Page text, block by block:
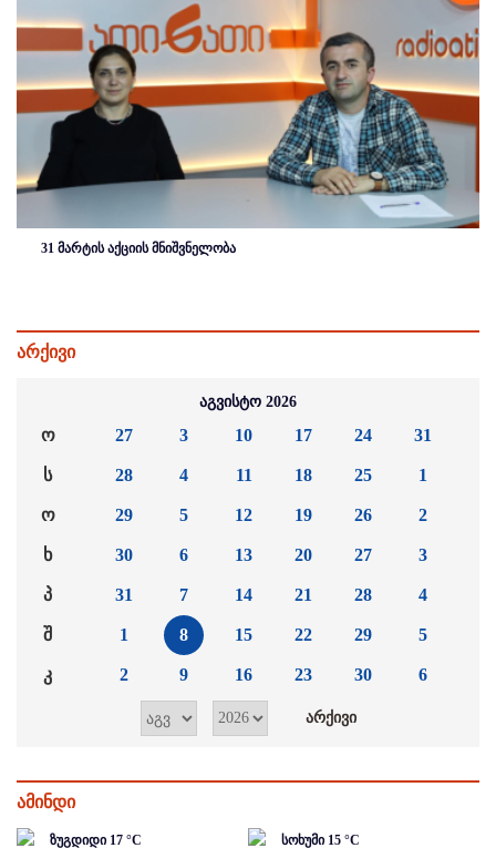
31 მარტის აქციის მნიშვნელობა
არქივი
აგვისტო 2026
ო
ს
ო
ხ
პ
შ
კ
27
28
29
30
31
1
2
3
4
5
6
7
8
9
10
11
12
13
14
15
16
17
18
19
20
21
22
23
24
25
26
27
28
29
30
31
1
2
3
4
5
6
ამინდი
ზუგდიდი 17 °C სოხუმი 15 °C